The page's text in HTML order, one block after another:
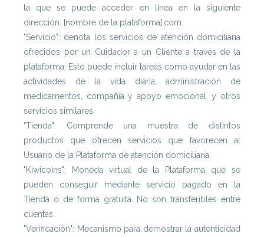
la que se puede acceder en línea en la siguiente
dirección: [nombre de la plataforma].com.
"Servicio": denota los servicios de atención domiciliaria
ofrecidos por un Cuidador a un Cliente a través de la
plataforma. Esto puede incluir tareas como ayudar en las
actividades de la vida diaria, administración de
medicamentos, compañía y apoyo emocional, y otros
servicios similares.
"Tienda": Comprende una muestra de distintos
productos que ofrecen servicios que favorecen al
Usuario de la Plataforma de atención domiciliaria.
"Kiwicoins": Moneda virtual de la Plataforma que se
pueden conseguir mediante servicio pagado en la
Tienda o de forma gratuita. No son transferibles entre
cuentas.
"Verificación": Mecanismo para demostrar la autenticidad